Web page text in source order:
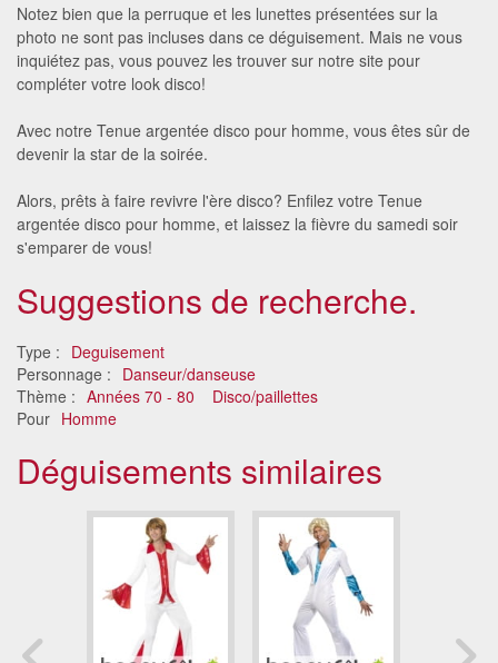
Notez bien que la perruque et les lunettes présentées sur la
photo ne sont pas incluses dans ce déguisement. Mais ne vous
inquiétez pas, vous pouvez les trouver sur notre site pour
compléter votre look disco!
Avec notre Tenue argentée disco pour homme, vous êtes sûr de
devenir la star de la soirée.
Alors, prêts à faire revivre l'ère disco? Enfilez votre Tenue
argentée disco pour homme, et laissez la fièvre du samedi soir
s'emparer de vous!
Suggestions de recherche.
Type : Deguisement
Personnage : Danseur/danseuse
Thème : Années 70 - 80
Disco/paillettes
Pour Homme
Déguisements similaires